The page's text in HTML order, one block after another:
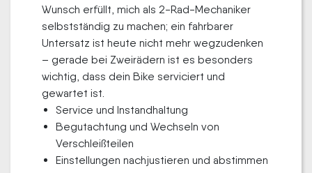
Wunsch erfüllt, mich als 2-Rad-Mechaniker
selbstständig zu machen; ein fahrbarer
Untersatz ist heute nicht mehr wegzudenken
– gerade bei Zweirädern ist es besonders
wichtig, dass dein Bike serviciert und
gewartet ist.
Service und Instandhaltung
Begutachtung und Wechseln von
Verschleißteilen
Einstellungen nachjustieren und abstimmen